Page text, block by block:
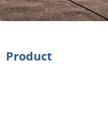
Product